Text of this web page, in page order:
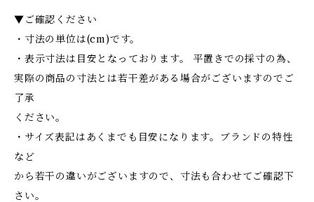
▼ご確認ください
・寸法の単位は(cm)です。
・表示寸法は目安となっております。 平置きでの採寸の為、
実際の商品の寸法とは若干差がある場合がございますのでご
了承
ください。
・サイズ表記はあくまでも目安になります。ブランドの特性
など
から若干の違いがございますので、寸法も合わせてご確認下
さい。